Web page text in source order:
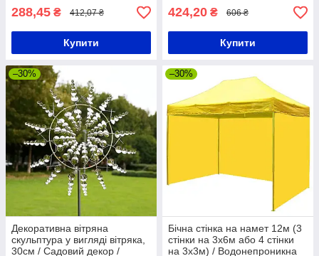
288,45 ₴ 412,07 ₴
Купити
424,20 ₴ 606 ₴
Купити
–30%
Декоративна вітряна
скульптура у вигляді вітряка,
30см / Садовий декор /
–30%
Бічна стінка на намет 12м (3
стінки на 3х6м або 4 стінки
на 3х3м) / Водонепроникна